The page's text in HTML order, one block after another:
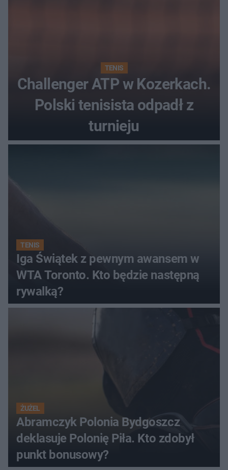
TENIS
Challenger ATP w Kozerkach.
Polski tenisista odpadł z
turnieju
TENIS
Iga Świątek z pewnym awansem w
WTA Toronto. Kto będzie następną
rywalką?
ŻUŻEL
Abramczyk Polonia Bydgoszcz
deklasuje Polonię Piła. Kto zdobył
punkt bonusowy?